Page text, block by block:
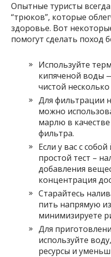
Опытные туристы
“трюков”, которые
здоровье. Вот
помогут сделать поход
Используйте
кипяченой воды
чистой несколько
Для фильтрации
можно
марлю в
фильтра.
Если у вас с
простой тест –
добавления
концентрация
Старайтесь
пить напрямую
минимизируете
Для
используйте
ресурсы и